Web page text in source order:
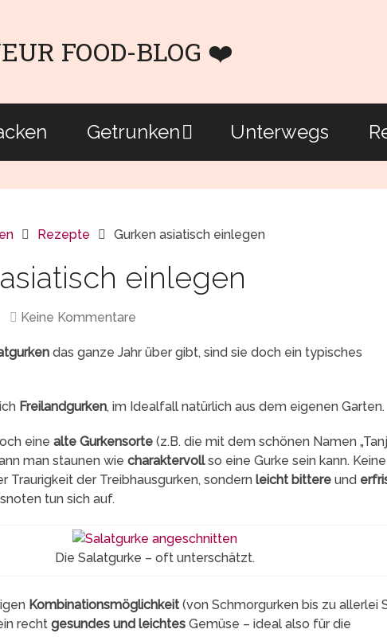
Getrunken Unterwegs
Rezepte Gurken asiatisch einlegen
einlegen
Keine Kommentare
das ganze Jahr über gibt, sind sie doch ein typisches
Freilandgurken, im Idealfall natürlich aus dem eigenen Garten.
eine alte Gurkensorte (z.B. die mit dem schönen Namen
man staunen wie charaktervollso eine Gurke sein kann.
Traurigkeit der Treibhausgurken, sondern leicht bittere und
tun sich auf.
Die Salatgurke – oft unterschätzt.
Kombinationsmöglichkeit(von Schmorgurken bis zu allerlei
recht gesundes und leichtes Gemüse – ideal also für die